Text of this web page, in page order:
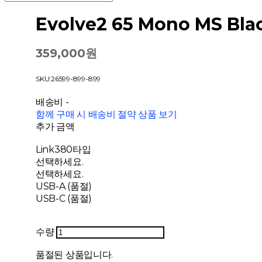
Evolve2 65 Mono MS
359,000원
SKU:26599-899-899
배송비 -
함께 구매 시 배송비 절약 상품 보기
추가 금액
Link380타입
선택하세요.
선택하세요.
USB-A (품절)
USB-C (품절)
수량
품절된 상품입니다.